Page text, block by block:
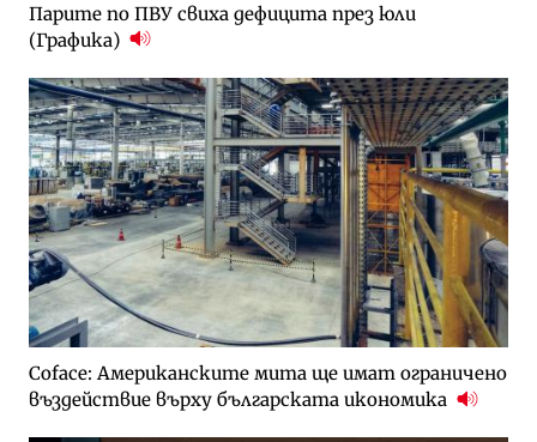
Парите по ПВУ свиха дефицита през юли
(Графика)
Coface: Американските мита ще имат ограничено
въздействие върху българската икономика